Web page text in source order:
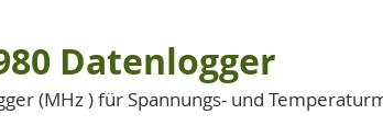
Datenlogger
(MHz ) für Spannungs- und